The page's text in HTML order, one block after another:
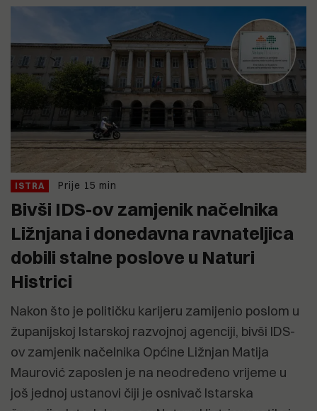
ISTRA Prije 15 min
Bivši IDS-ov zamjenik načelnika
Ližnjana i donedavna ravnateljica
dobili stalne poslove u Naturi
Histrici
Nakon što je političku karijeru zamijenio poslom u
županijskoj Istarskoj razvojnoj agenciji, bivši IDS-
ov zamjenik načelnika Općine Ližnjan Matija
Maurović zaposlen je na neodređeno vrijeme u
još jednoj ustanovi čiji je osnivač Istarska